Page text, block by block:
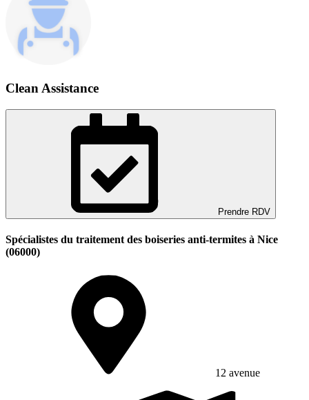
Clean Assistance
Prendre RDV
Spécialistes du traitement des boiseries anti-termites à Nice
(06000)
12 avenue